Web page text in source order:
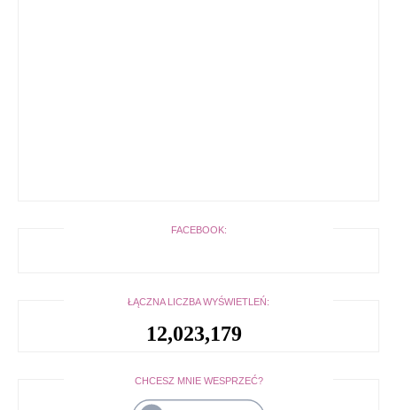
FACEBOOK:
ŁĄCZNA LICZBA WYŚWIETLEŃ:
12,023,179
CHCESZ MNIE WESPRZEĆ?